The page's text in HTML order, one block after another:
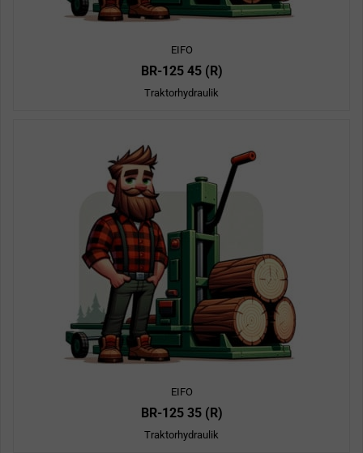
EIFO
BR-125 45 (R)
Traktorhydraulik
EIFO
BR-125 35 (R)
Traktorhydraulik